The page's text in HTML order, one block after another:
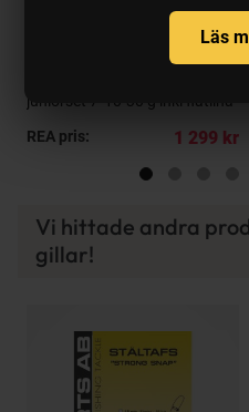
Läs
10%
juniorset 7' 10-30 g inkl flätlina
REA pris:
1 299 kr
Vi hittade andra
gillar!